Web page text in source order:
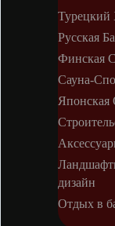
Турецкий
Русская
Финская
Сауна-
Японская
дизайн
Отдых в